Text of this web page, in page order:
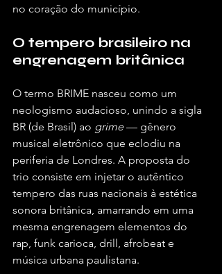
no coração do município.
O tempero brasileiro na
engrenagem britânica
O termo BRIME nasceu como um
neologismo audacioso, unindo a sigla
BR (de Brasil) ao grime — gênero
musical eletrônico que eclodiu na
periferia de Londres. A proposta do
trio consiste em injetar o autêntico
tempero das ruas nacionais à estética
sonora britânica, amarrando em uma
mesma engrenagem elementos do
rap, funk carioca, drill, afrobeat e
música urbana paulistana.